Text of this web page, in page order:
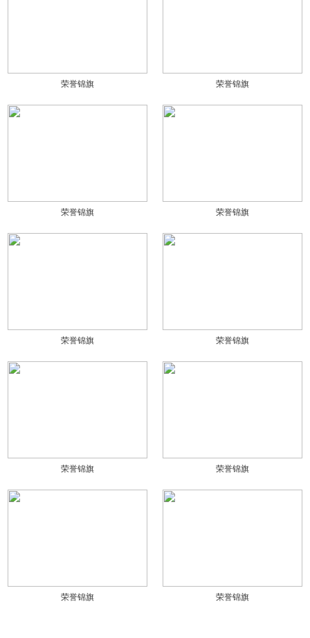
荣誉锦旗 荣誉锦旗
荣誉锦旗 荣誉锦旗
荣誉锦旗 荣誉锦旗
荣誉锦旗 荣誉锦旗
荣誉锦旗 荣誉锦旗